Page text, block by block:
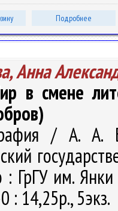
Подробнее
Анна
в смене
/ А. А.
: ГрГУ им.
: 14,25р., 5экз.